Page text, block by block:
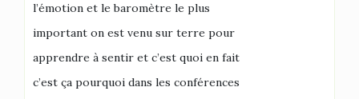
l’émotion et le baromètre le plus
important on est venu sur terre pour
apprendre à sentir et c’est quoi en fait
c’est ça pourquoi dans les conférences